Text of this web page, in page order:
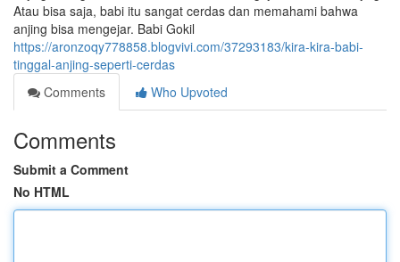
Atau bisa saja, babi itu sangat cerdas dan memahami bahwa
anjing bisa mengejar. Babi Gokil
https://aronzoqy778858.blogvivi.com/37293183/kira-kira-babi-
tinggal-anjing-seperti-cerdas
Comments
Who Upvoted
Comments
Submit a Comment
No HTML